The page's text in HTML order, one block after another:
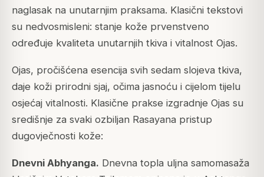
naglasak na unutarnjim praksama. Klasični tekstovi
su nedvosmisleni: stanje kože prvenstveno
određuje kvaliteta unutarnjih tkiva i vitalnost Ojas.
Ojas, pročišćena esencija svih sedam slojeva tkiva,
daje koži prirodni sjaj, očima jasnoću i cijelom tijelu
osjećaj vitalnosti. Klasične prakse izgradnje Ojas su
središnje za svaki ozbiljan Rasayana pristup
dugovječnosti kože:
Dnevni Abhyanga. Dnevna topla uljna samomasaža